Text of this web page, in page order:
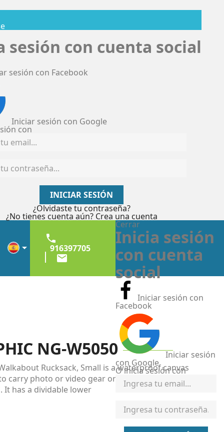
sesión con cuenta social
sesión con Facebook
Iniciar sesión con Google
con
INICIAR SESIÓN
¿Olvidaste tu contraseña?
¿No tienes cuenta aún? Crea una cuenta


916397705

Cerrar
Inicia sesión
con cuenta
social
Iniciar sesión con
Facebook
Iniciar sesión
con Google
O inicia sesión con
NG-W5050
Rucksack, Small is a waterproof canvas
photo or video gear or personal items and a
It has a dividable lower